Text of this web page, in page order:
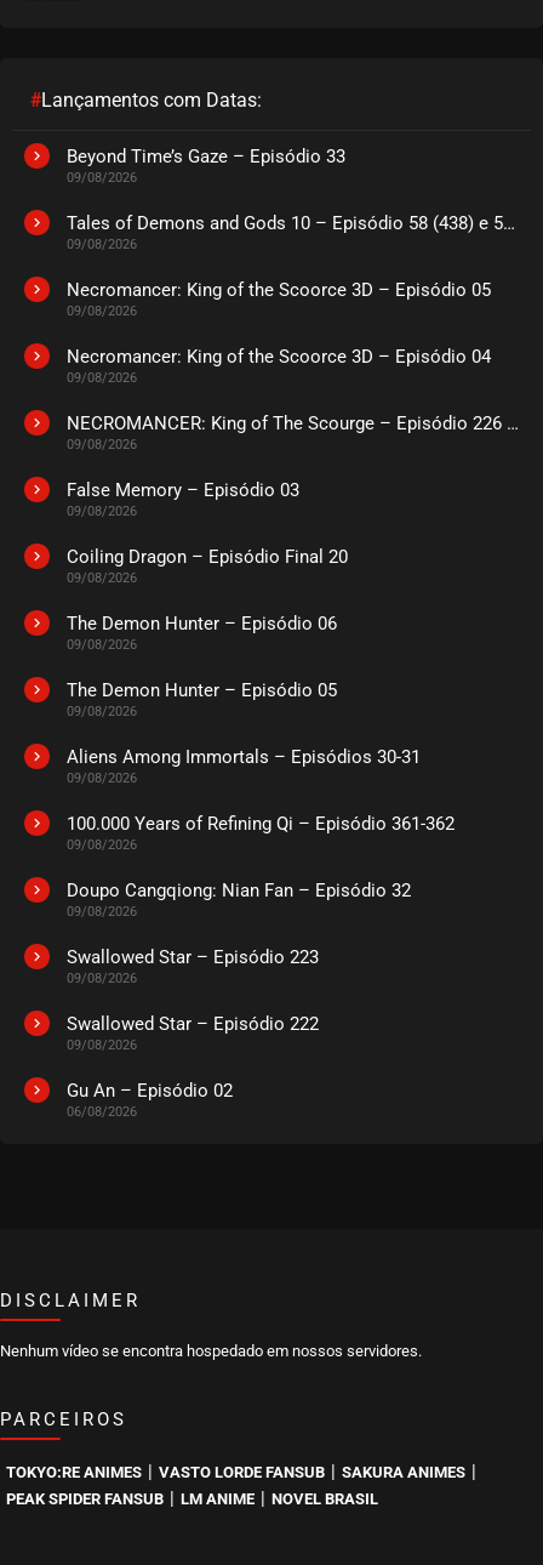
#Lançamentos com Datas:
Beyond Time’s Gaze – Episódio 33
09/08/2026
Tales of Demons and Gods 10 – Episódio 58 (438) e 59 (439)
09/08/2026
Necromancer: King of the Scoorce 3D – Episódio 05
09/08/2026
Necromancer: King of the Scoorce 3D – Episódio 04
09/08/2026
NECROMANCER: King of The Scourge – Episódio 226 a 230
09/08/2026
False Memory – Episódio 03
09/08/2026
Coiling Dragon – Episódio Final 20
09/08/2026
The Demon Hunter – Episódio 06
09/08/2026
The Demon Hunter – Episódio 05
09/08/2026
Aliens Among Immortals – Episódios 30-31
09/08/2026
100.000 Years of Refining Qi – Episódio 361-362
09/08/2026
Doupo Cangqiong: Nian Fan – Episódio 32
09/08/2026
Swallowed Star – Episódio 223
09/08/2026
Swallowed Star – Episódio 222
09/08/2026
Gu An – Episódio 02
06/08/2026
DISCLAIMER
Nenhum vídeo se encontra hospedado em nossos servidores.
PARCEIROS
TOKYO:RE ANIMES VASTO LORDE FANSUB SAKURA ANIMES
PEAK SPIDER FANSUB LM ANIME NOVEL BRASIL